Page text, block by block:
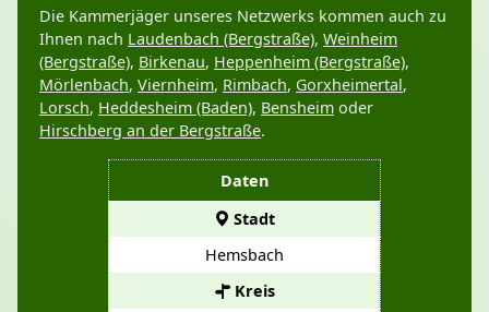
Daten
Stadt
Hemsbach
Kreis
Die Kammerjäger unseres Netzwerks kommen auch zu
Ihnen nach Laudenbach (Bergstraße), Weinheim
(Bergstraße), Birkenau, Heppenheim (Bergstraße),
Mörlenbach, Viernheim, Rimbach, Gorxheimertal,
Lorsch, Heddesheim (Baden), Bensheim oder
Hirschberg an der Bergstraße.